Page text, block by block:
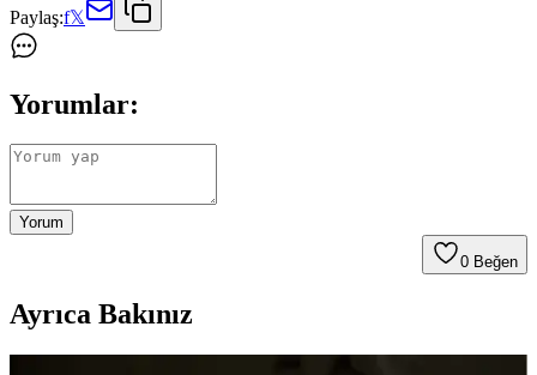
Paylaş:f𝕏
Yorumlar:
Yorum
0 Beğen
Ayrıca Bakınız